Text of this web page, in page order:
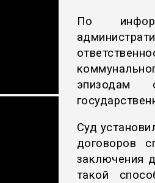
По
эпизодам
Суд
договоров
заключения
такой